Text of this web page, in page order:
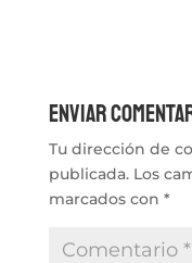
Enviar
Tu dirección de
publicada. Los
marcados con *